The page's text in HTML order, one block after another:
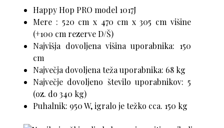
Happy Hop PRO model 1017J
Mere : 520 cm x 470 cm x 305 cm višine
(+100 cm rezerve D/Š)
Najvišja dovoljena višina uporabnika: 150
cm
Največja dovoljena teža uporabnika: 68 kg
Največje dovoljeno število uporabnikov: 5
(oz. do 340 kg)
Puhalnik: 950 W, igralo je težko cca. 150 kg